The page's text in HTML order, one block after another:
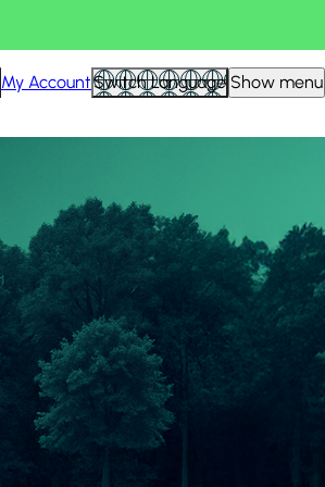
My AccountSwitch Language Show menu
Alle anzeigen